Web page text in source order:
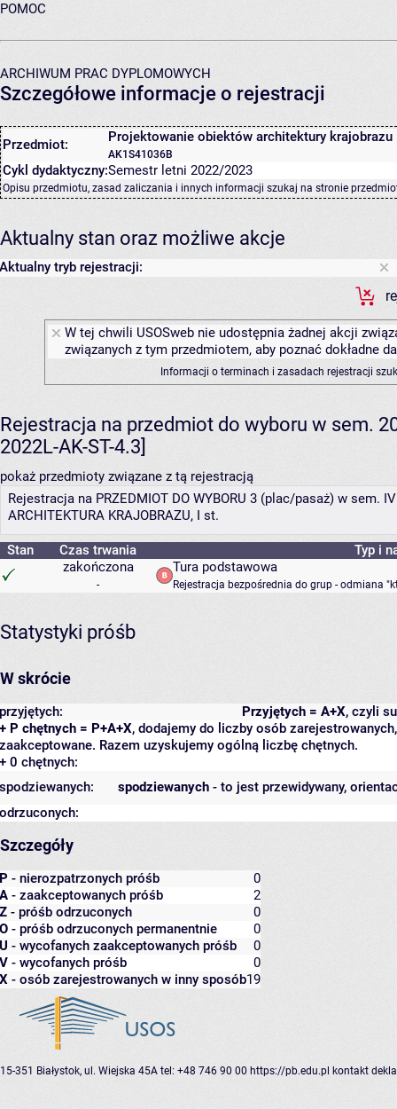
POMOC
ARCHIWUM PRAC DYPLOMOWYCH
Szczegółowe informacje o rejestracji
Przedmiot: Projektowanie obiektów architektury krajobrazu
AK1S41036B
Cykl dydaktyczny:Semestr letni 2022/2023
Opisu przedmiotu, zasad zaliczania i innych informacji szukaj na stronie
Aktualny stan oraz możliwe akcje
Aktualny tryb rejestracji:
W tej chwili USOSweb nie udostępnia żadnej akcji
związanych z tym przedmiotem, aby poznać dokładne
Informacji o terminach i zasadach rejestracji
Rejestracja na przedmiot do wyboru w sem.
2022L-AK-ST-4.3]
pokaż przedmioty związane z tą rejestracją
Rejestracja na PRZEDMIOT DO WYBORU 3 (plac/pasaż) w sem.
ARCHITEKTURA KRAJOBRAZU, I st.
Stan Czas trwania
Typ i
zakończona
-
Tura podstawowa
Rejestracja bezpośrednia do grup - odmiana
Statystyki próśb
W skrócie
Przyjętych = A+X, czyli
przyjętych:
+ P chętnych = P+A+X, dodajemy do liczby osób
zaakceptowane. Razem uzyskujemy ogólną liczbę chętnych.
+ 0 chętnych:
spodziewanych - to jest przewidywany,
spodziewanych:
odrzuconych:
Szczegóły
P - nierozpatrzonych próśb
0
A - zaakceptowanych próśb
2
Z - próśb odrzuconych
0
O - próśb odrzuconych permanentnie
0
U - wycofanych zaakceptowanych próśb
0
V - wycofanych próśb
0
X - osób zarejestrowanych w inny sposób19
15-351 Białystok, ul. Wiejska 45A tel: +48 746 90 00 https://pb.edu.pl kontakt